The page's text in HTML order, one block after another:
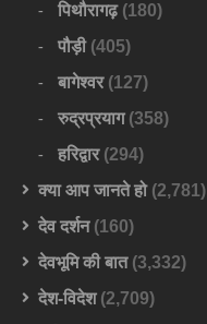
पिथौरागढ़(180)
पौड़ी(405)
बागेश्वर(127)
रुद्रप्रयाग(358)
हरिद्वार(294)
क्या आप जानते हो(2,781)
देव दर्शन(160)
देवभूमि की बात(3,332)
देश-विदेश(2,709)